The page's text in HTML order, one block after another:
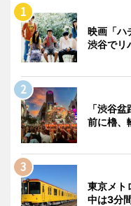
映画「ハ
渋谷でリ
「渋谷
前に櫓、
東京メト
中は3分